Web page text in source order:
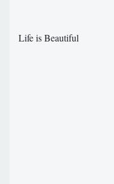
Life is Beautiful